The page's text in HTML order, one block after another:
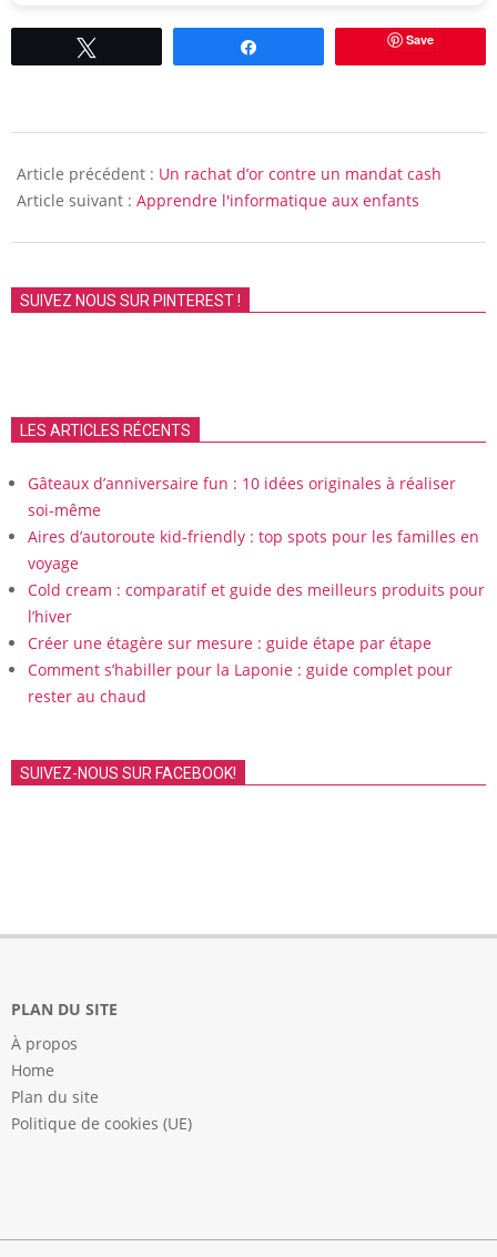
Save
02-
15
Article précédent : Un rachat d’or contre un mandat cash
Article suivant : Apprendre l'informatique aux enfants
SUIVEZ NOUS SUR PINTEREST !
LES ARTICLES RÉCENTS
Gâteaux d’anniversaire fun : 10 idées originales à réaliser
soi-même
Aires d’autoroute kid-friendly : top spots pour les familles en
voyage
Cold cream : comparatif et guide des meilleurs produits pour
l’hiver
Créer une étagère sur mesure : guide étape par étape
Comment s’habiller pour la Laponie : guide complet pour
rester au chaud
SUIVEZ-NOUS SUR FACEBOOK!
PLAN DU SITE
À propos
Home
Plan du site
Politique de cookies (UE)